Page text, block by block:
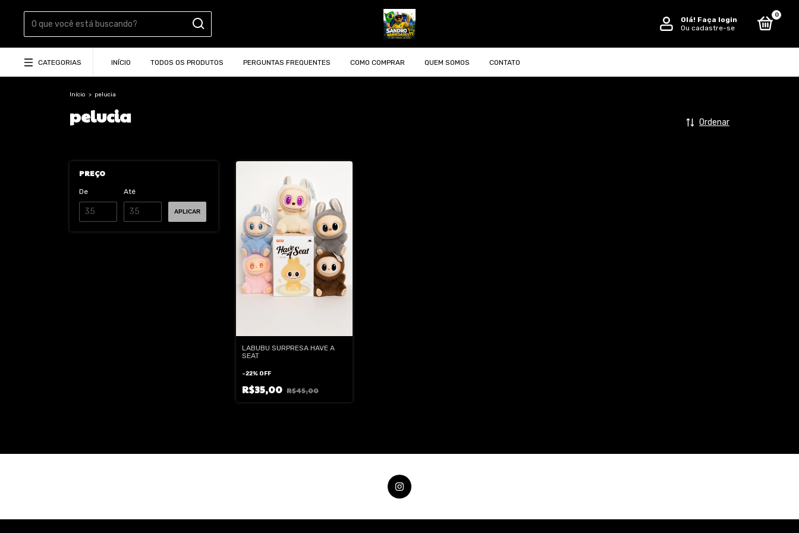
Olá! Faça login
Ou cadastre-se
0
CATEGORIAS INÍCIO TODOS OS PRODUTOS PERGUNTAS FREQUENTES COMO COMPRAR QUEM SOMOS CONTATO
Início > pelucia
pelucia Ordenar
PREÇO
De Até
APLICAR
LABUBU SURPRESA HAVE A
SEAT
-22% OFF
R$35,00 R$45,00